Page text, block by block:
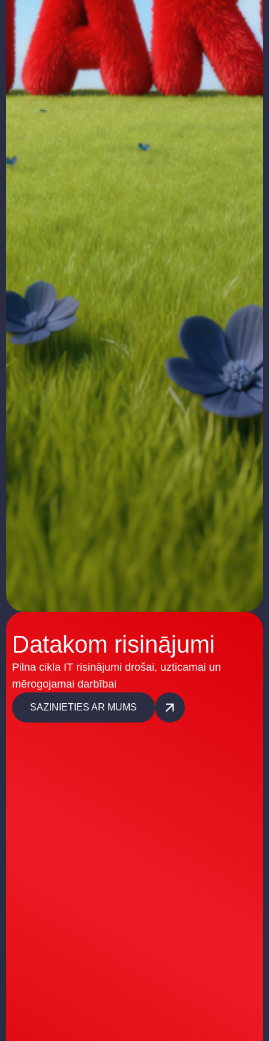
Datakom risinājumi
Pilna cikla IT risinājumi drošai, uzticamai un
mērogojamai darbībai
SAZINIETIES AR MUMS